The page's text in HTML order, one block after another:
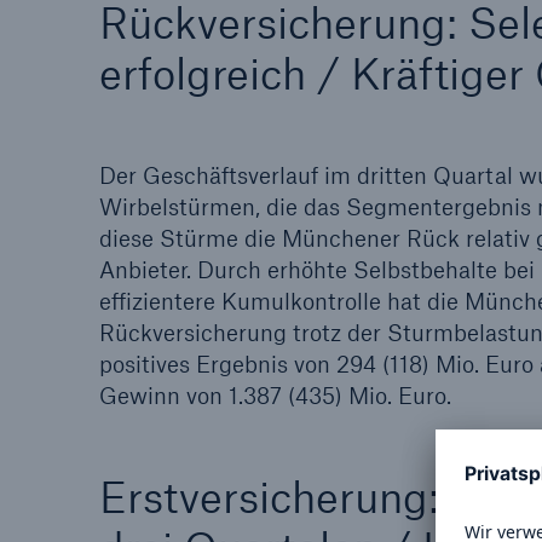
Rückversicherung:
erfolgreich / Kräftiger
Der Geschäftsverlauf im dritten Quartal
Wirbelstürmen, die das
diese Stürme die Münchener Rück
Anbieter. Durch erhöhte Selbstbehalte
effizientere Kumulkontrolle hat die
Rückversicherung trotz der
positives Ergebnis von 294 (118) Mio.
Gewinn von 1.387 (435) Mio. Euro.
Erstversicherung:
Sachdeckung durch einen
Fakten
der